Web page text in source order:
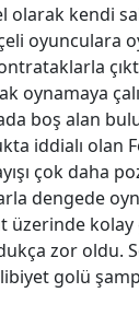
olarak kendi
oyunculara
oynamaya
boş alan
iddialı olan
çok daha
dengede
üzerinde
zor oldu.
golü